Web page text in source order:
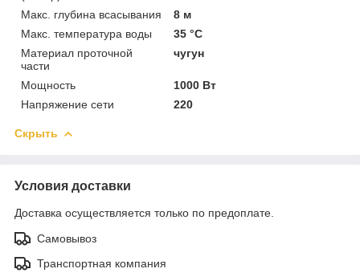
Макс. глубина всасывания
8 м
Макс. температура воды
35 °C
Материал проточной
части
чугун
Мощность
1000 Вт
Напряжение сети
220
Скрыть
Условия доставки
Доставка осуществляется только по предоплате.
Самовывоз
Транспортная компания